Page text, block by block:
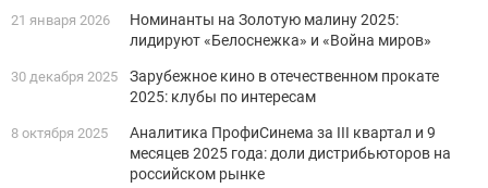
21 января 2026
Номинанты на Золотую малину 2025:
лидируют «Белоснежка» и «Война миров»
30 декабря 2025
Зарубежное кино в отечественном прокате
2025: клубы по интересам
8 октября 2025
Аналитика ПрофиСинема за III квартал и 9
месяцев 2025 года: доли дистрибьюторов на
российском рынке